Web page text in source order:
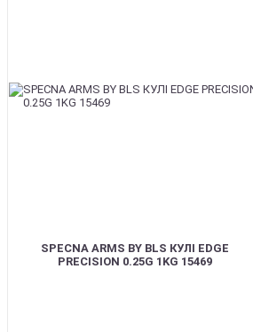
SPECNA ARMS BY BLS КУЛІ EDGE
PRECISION 0.25G 1KG 15469